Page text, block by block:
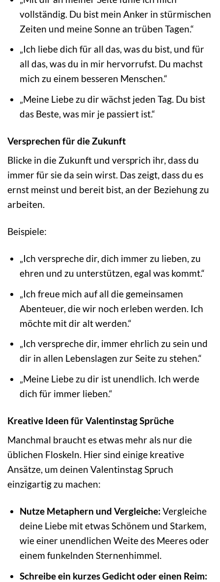
vollständig. Du bist mein Anker in stürmischen
Zeiten und meine Sonne an trüben Tagen.“
„Ich liebe dich für all das, was du bist, und für
all das, was du in mir hervorrufst. Du machst
mich zu einem besseren Menschen.“
„Meine Liebe zu dir wächst jeden Tag. Du bist
das Beste, was mir je passiert ist.“
Versprechen für die Zukunft
Blicke in die Zukunft und versprich ihr, dass du
immer für sie da sein wirst. Das zeigt, dass du es
ernst meinst und bereit bist, an der Beziehung zu
arbeiten.
Beispiele:
„Ich verspreche dir, dich immer zu lieben, zu
ehren und zu unterstützen, egal was kommt.“
„Ich freue mich auf all die gemeinsamen
Abenteuer, die wir noch erleben werden. Ich
möchte mit dir alt werden.“
„Ich verspreche dir, immer ehrlich zu sein und
dir in allen Lebenslagen zur Seite zu stehen.“
„Meine Liebe zu dir ist unendlich. Ich werde
dich für immer lieben.“
Kreative Ideen für Valentinstag Sprüche
Manchmal braucht es etwas mehr als nur die
üblichen Floskeln. Hier sind einige kreative
Ansätze, um deinen Valentinstag Spruch
einzigartig zu machen:
Nutze Metaphern und Vergleiche: Vergleiche
deine Liebe mit etwas Schönem und Starkem,
wie einer unendlichen Weite des Meeres oder
einem funkelnden Sternenhimmel.
Schreibe ein kurzes Gedicht oder einen Reim: